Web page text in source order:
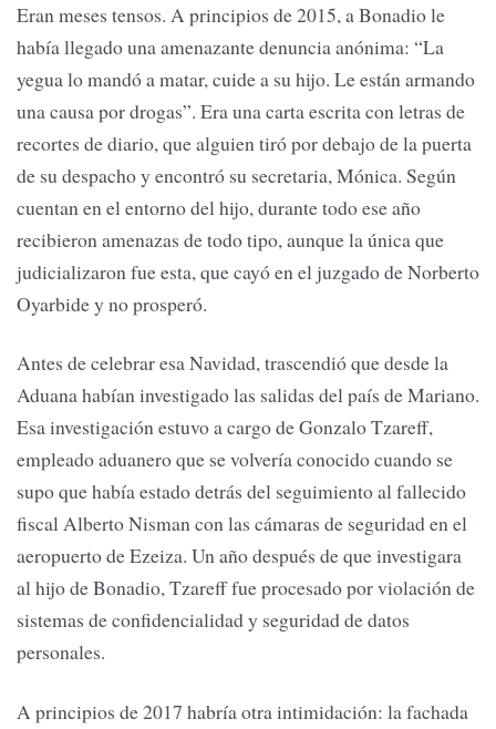
Eran meses tensos. A principios de 2015, a Bonadio le
había llegado una amenazante denuncia anónima: “La
yegua lo mandó a matar, cuide a su hijo. Le están armando
una causa por drogas”. Era una carta escrita con letras de
recortes de diario, que alguien tiró por debajo de la puerta
de su despacho y encontró su secretaria, Mónica. Según
cuentan en el entorno del hijo, durante todo ese año
recibieron amenazas de todo tipo, aunque la única que
judicializaron fue esta, que cayó en el juzgado de Norberto
Oyarbide y no prosperó.
Antes de celebrar esa Navidad, trascendió que desde la
Aduana habían investigado las salidas del país de Mariano.
Esa investigación estuvo a cargo de Gonzalo Tzareff,
empleado aduanero que se volvería conocido cuando se
supo que había estado detrás del seguimiento al fallecido
fiscal Alberto Nisman con las cámaras de seguridad en el
aeropuerto de Ezeiza. Un año después de que investigara
al hijo de Bonadio, Tzareff fue procesado por violación de
sistemas de confidencialidad y seguridad de datos
personales.
A principios de 2017 habría otra intimidación: la fachada